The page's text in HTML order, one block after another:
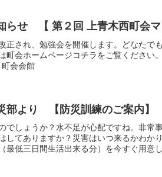
せ 【 第２回 上青木西町会マ
正され、勉強会を開催します。どなたで
町会ホームページコチラをご覧ください
会会館
より 【防災訓練のご案内】
でしょうか？水不足が心配ですね。非常
してありますか？災害はいつ来るかわか
最低三日間生活出来る分）を今すぐ用意